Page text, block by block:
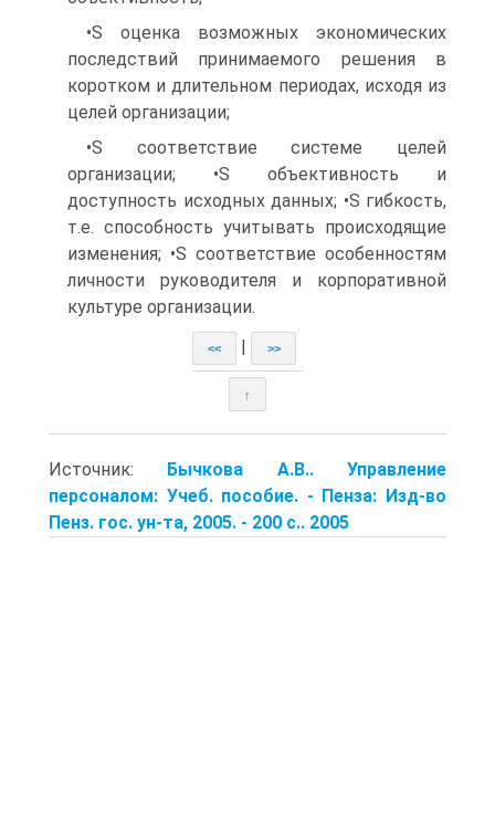
•S оценка возможных экономических
последствий принимаемого решения в
коротком и длительном периодах, исходя из
целей организации;
•S соответствие системе целей
организации; •S объективность и
доступность исходных данных; •S гибкость,
т.е. способность учитывать происходящие
изменения; •S соответствие особенностям
личности руководителя и корпоративной
культуре организации.
<< >>
↑
Источник: Бычкова А.В.. Управление
персоналом: Учеб. пособие. - Пенза: Изд-во
Пенз. гос. ун-та, 2005. - 200 с.. 2005